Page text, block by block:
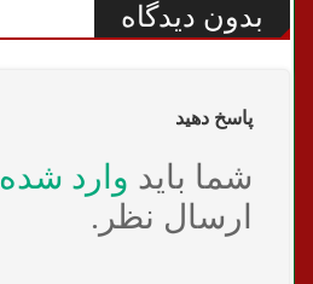
بدون دیدگاه
پاسخ دهید
شما باید وارد شده
ارسال نظر.